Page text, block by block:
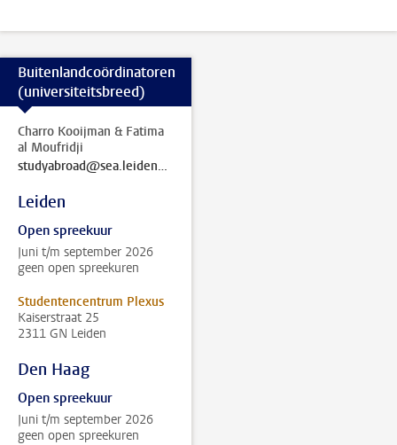
Buitenlandcoördinatoren
(universiteitsbreed)
Charro Kooijman & Fatima
al Moufridji
studyabroad@sea.leidenuniv.nl
Leiden
Open spreekuur
Juni t/m september 2026
geen open spreekuren
Studentencentrum Plexus
Kaiserstraat 25
2311 GN Leiden
Den Haag
Open spreekuur
Juni t/m september 2026
geen open spreekuren